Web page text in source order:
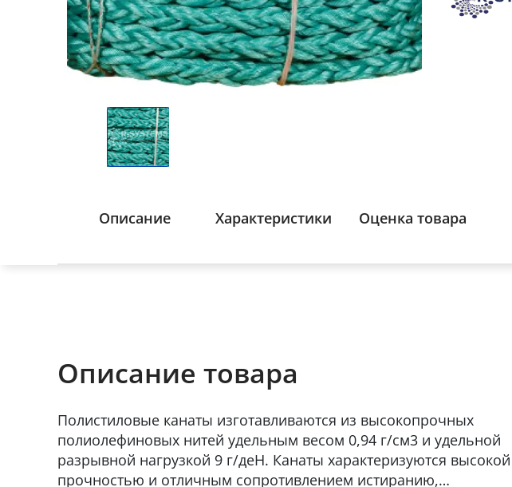
Описание Характеристики Оценка товара
Описание товара
Полистиловые канаты изготавливаются из высокопрочных
полиолефиновых нитей удельным весом 0,94 г/см3 и удельной
разрывной нагрузкой 9 г/деН. Канаты характеризуются высокой
прочностью и отличным сопротивлением истиранию,